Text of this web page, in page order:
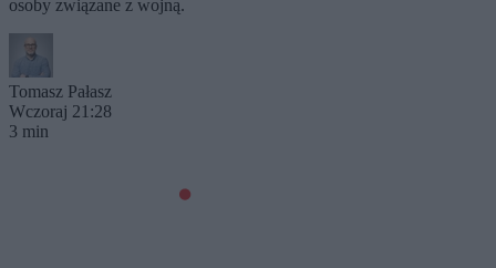
osoby związane z wojną.
Tomasz Pałasz
Wczoraj 21:28
3 min